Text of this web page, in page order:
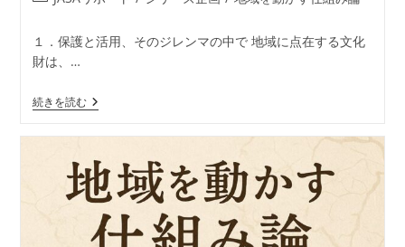
域
値
づ
日:
カ
テ
ゴ
ー:
１．保護と活用、そのジレンマの中で 地域に点在する文化
財は、…
続きを読む地
域
か
す
仕
組
論